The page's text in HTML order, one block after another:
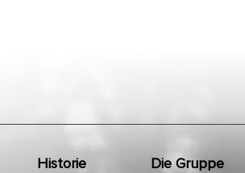
Historie Die Gruppe